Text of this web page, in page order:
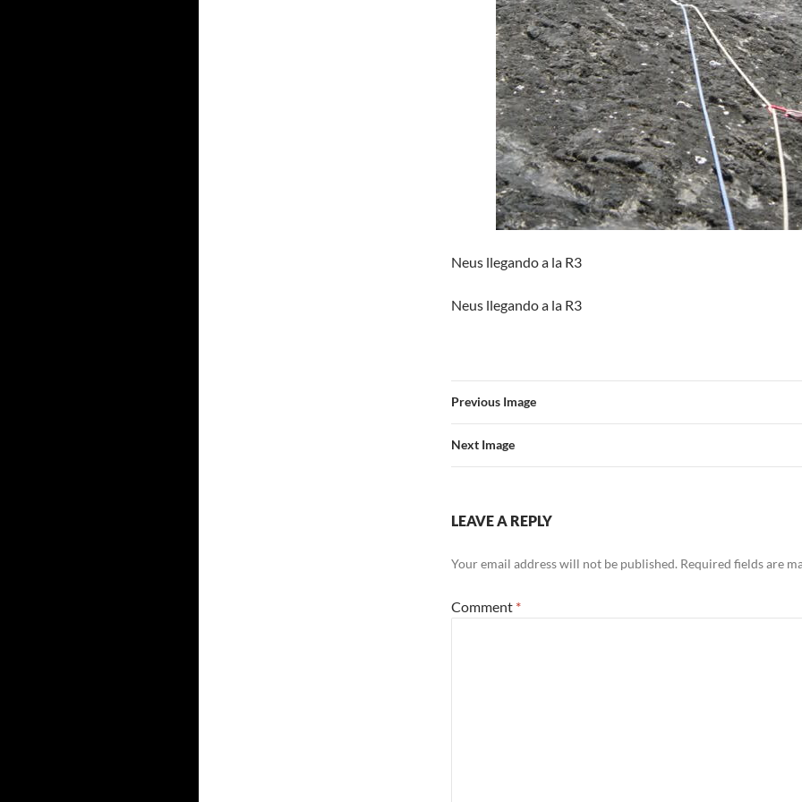
Neus llegando a la R3
Neus llegando a la R3
Previous Image
Next Image
LEAVE A REPLY
Your email address will not be published. Required fields are
Comment *